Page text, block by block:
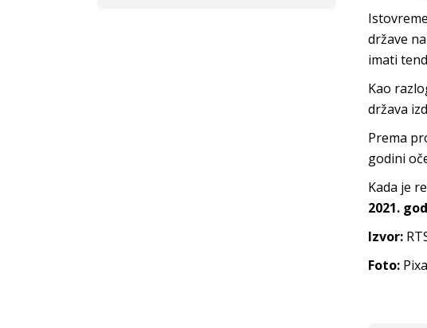
države
imati
Kao
država
Prema
godini
Kada je
2021.
Izvor:
Foto: